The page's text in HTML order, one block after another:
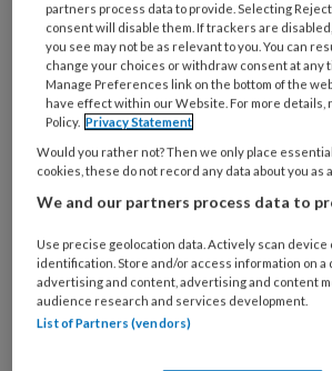
Wat
is
je
e-
mailadres?
* *
Kies
je
wachtwoord* *
Kies
functie *
Bij
welke
organisatie
partners process data to provide. Selecting
consent will disable them. If trackers are
you see may not be as relevant to you. You can
change your choices or withdraw consent at any
Manage Preferences link on the bottom of the
have effect within our Website. For more details,
Policy. Privacy Statement
Would you rather not? Then we only place
cookies, these do not record any data about you as
We and our partners process data to
Use precise geolocation data. Actively scan
identification. Store and/or access information on a
advertising and content, advertising and content
audience research and services development.
List of Partners (vendors)